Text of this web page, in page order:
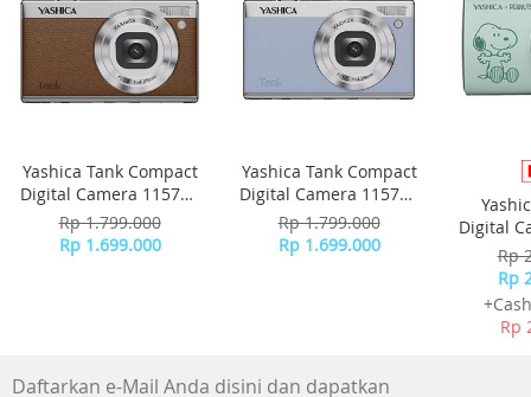
Yashica Tank Compact
Digital Camera 115755
- Brown
Rp 1.799.000
Rp 1.699.000
Yashica Tank Compact
Digital Camera 115756
- Sky Blue
Rp 1.799.000
Rp 1.699.000
Digital
Rp
Rp
Rp
Daftarkan e-Mail Anda disini dan dapatkan